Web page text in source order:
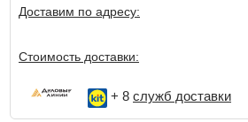
Доставим по адресу:
Стоимость доставки:
+ 8 служб доставки